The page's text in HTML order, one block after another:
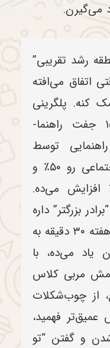
می‌گیرن.
“منطقه رشد تقریبی”
اتفاق می‌افته
کنه. پلگرینی
(۲۰۲۲) هم در مطالعه ۱۵۰۰ جفت راهنما-
توسط
هم‌سن‌وسال، اعتمادبه‌نفس اجتماعی رو ۵۰٪ و
تحصیلی رو ۳۰٪ افزایش می‌ده.
بزرگتر” داره
– دانش‌آموز کلاس چهارم هر هفته ۳۰ دقیقه به
یاد می‌ده، با
مربی کلاس
از چوب‌شکلات
فهمید،
و گفتن “تو